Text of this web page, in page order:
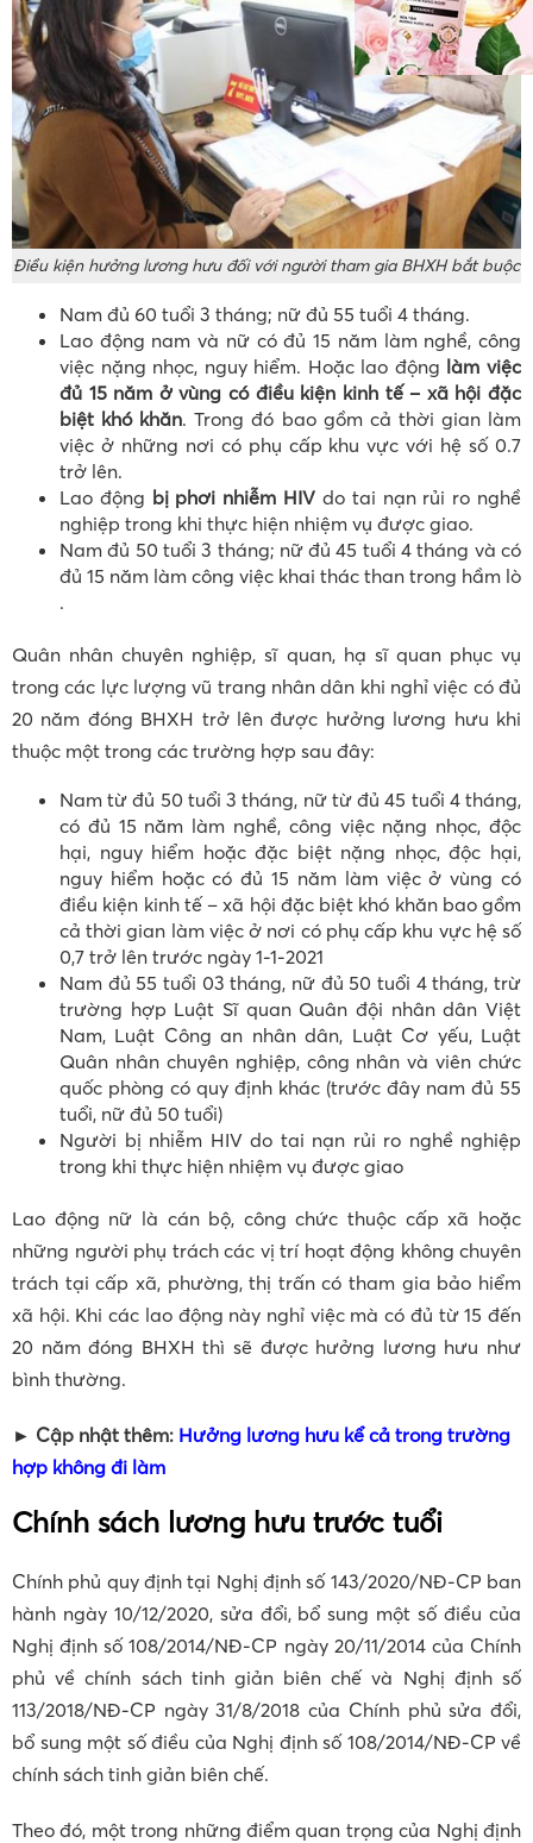
Điều kiện hưởng lương hưu đối với người tham gia BHXH bắt buộc
Nam đủ 60 tuổi 3 tháng; nữ đủ 55 tuổi 4 tháng.
Lao động nam và nữ có đủ 15 năm làm nghề, công
việc nặng nhọc, nguy hiểm. Hoặc lao động làm việc
đủ 15 năm ở vùng có điều kiện kinh tế – xã hội đặc
biệt khó khăn. Trong đó bao gồm cả thời gian làm
việc ở những nơi có phụ cấp khu vực với hệ số 0.7
trở lên.
Lao động bị phơi nhiễm HIV do tai nạn rủi ro nghề
nghiệp trong khi thực hiện nhiệm vụ được giao.
Nam đủ 50 tuổi 3 tháng; nữ đủ 45 tuổi 4 tháng và có
đủ 15 năm làm công việc khai thác than trong hầm lò
.
Quân nhân chuyên nghiệp, sĩ quan, hạ sĩ quan phục vụ
trong các lực lượng vũ trang nhân dân khi nghỉ việc có đủ
20 năm đóng BHXH trở lên được hưởng lương hưu khi
thuộc một trong các trường hợp sau đây:
Nam từ đủ 50 tuổi 3 tháng, nữ từ đủ 45 tuổi 4 tháng,
có đủ 15 năm làm nghề, công việc nặng nhọc, độc
hại, nguy hiểm hoặc đặc biệt nặng nhọc, độc hại,
nguy hiểm hoặc có đủ 15 năm làm việc ở vùng có
điều kiện kinh tế – xã hội đặc biệt khó khăn bao gồm
cả thời gian làm việc ở nơi có phụ cấp khu vực hệ số
0,7 trở lên trước ngày 1-1-2021
Nam đủ 55 tuổi 03 tháng, nữ đủ 50 tuổi 4 tháng, trừ
trường hợp Luật Sĩ quan Quân đội nhân dân Việt
Nam, Luật Công an nhân dân, Luật Cơ yếu, Luật
Quân nhân chuyên nghiệp, công nhân và viên chức
quốc phòng có quy định khác (trước đây nam đủ 55
tuổi, nữ đủ 50 tuổi)
Người bị nhiễm HIV do tai nạn rủi ro nghề nghiệp
trong khi thực hiện nhiệm vụ được giao
Lao động nữ là cán bộ, công chức thuộc cấp xã hoặc
những người phụ trách các vị trí hoạt động không chuyên
trách tại cấp xã, phường, thị trấn có tham gia bảo hiểm
xã hội. Khi các lao động này nghỉ việc mà có đủ từ 15 đến
20 năm đóng BHXH thì sẽ được hưởng lương hưu như
bình thường.
► Cập nhật thêm: Hưởng lương hưu kể cả trong trường
hợp không đi làm
Chính sách lương hưu trước tuổi
Chính phủ quy định tại Nghị định số 143/2020/NĐ-CP ban
hành ngày 10/12/2020, sửa đổi, bổ sung một số điều của
Nghị định số 108/2014/NĐ-CP ngày 20/11/2014 của Chính
phủ về chính sách tinh giản biên chế và Nghị định số
113/2018/NĐ-CP ngày 31/8/2018 của Chính phủ sửa đổi,
bổ sung một số điều của Nghị định số 108/2014/NĐ-CP về
chính sách tinh giản biên chế.
Theo đó, một trong những điểm quan trọng của Nghị định